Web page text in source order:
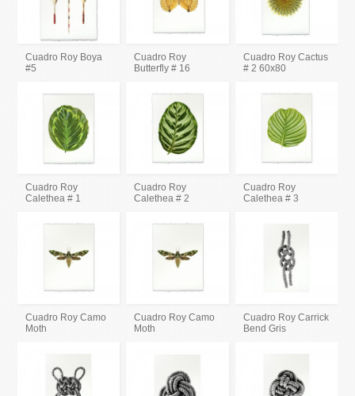
Cuadro Roy Boya
#5
Cuadro Roy
Butterfly # 16
Cuadro Roy Cactus
# 2 60x80
Cuadro Roy
Calethea # 1
Cuadro Roy
Calethea # 2
Cuadro Roy
Calethea # 3
Cuadro Roy Camo
Moth
Cuadro Roy Camo
Moth
Cuadro Roy Carrick
Bend Gris